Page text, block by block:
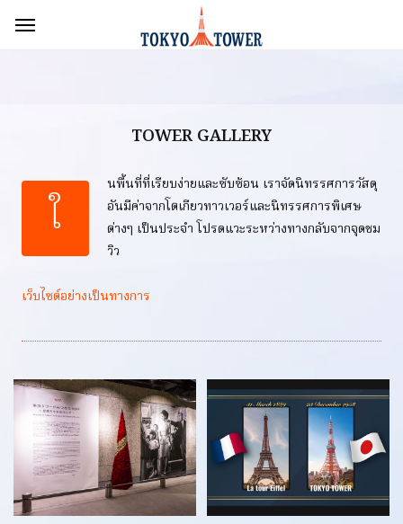
TOWER GALLERY
ใ
นพื้นที่ที่เรียบง่ายและซับซ้อน เราจัดนิทรรศการวัสดุ
อันมีค่าจากโตเกียวทาวเวอร์และนิทรรศการพิเศษ
ต่างๆ เป็นประจำ โปรดแวะระหว่างทางกลับจากจุดชม
วิว
เว็บไซต์อย่างเป็นทางการ